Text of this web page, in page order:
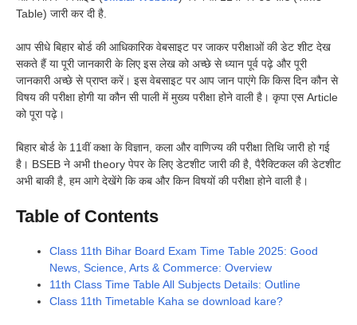
Table) जारी कर दी है.
आप सीधे बिहार बोर्ड की आधिकारिक वेबसाइट पर जाकर परीक्षाओं की डेट शीट देख
सकते हैं या पूरी जानकारी के लिए इस लेख को अच्छे से ध्यान पूर्व पढ़े और पूरी
जानकारी अच्छे से प्राप्त करें। इस वेबसाइट पर आप जान पाएंगे कि किस दिन कौन से
विषय की परीक्षा होगी या कौन सी पाली में मुख्य परीक्षा होने वाली है। कृपा एस Article
को पूरा पढ़े।
बिहार बोर्ड के 11वीं कक्षा के विज्ञान, कला और वाणिज्य की परीक्षा तिथि जारी हो गई
है। BSEB ने अभी theory पेपर के लिए डेटशीट जारी की है, पैरैक्टिकल की डेटशीट
अभी बाकी है, हम आगे देखेंगे कि कब और किन विषयों की परीक्षा होने वाली है।
Table of Contents
Class 11th Bihar Board Exam Time Table 2025: Good
News, Science, Arts & Commerce: Overview
11th Class Time Table All Subjects Details: Outline
Class 11th Timetable Kaha se download kare?